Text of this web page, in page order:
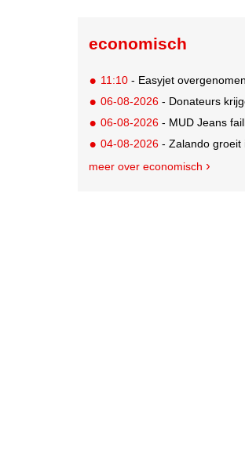
economisch
11:10 - Easyjet
06-08-2026 - Donateurs
06-08-2026 - MUD Jeans
04-08-2026 - Zalando groeit
meer over economisch